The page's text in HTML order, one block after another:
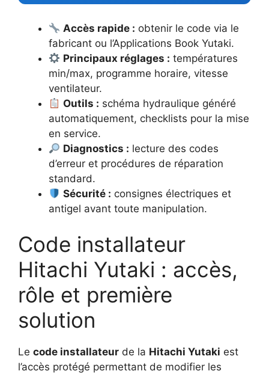
Accès rapide : obtenir le code via le
fabricant ou l’Applications Book Yutaki.
Principaux réglages : températures
min/max, programme horaire, vitesse
ventilateur.
Outils : schéma hydraulique généré
automatiquement, checklists pour la mise
en service.
Diagnostics : lecture des codes
d’erreur et procédures de réparation
standard.
Sécurité : consignes électriques et
antigel avant toute manipulation.
Code installateur
Hitachi Yutaki : accès,
rôle et première
solution
Le code installateur de la Hitachi Yutaki est
l’accès protégé permettant de modifier les